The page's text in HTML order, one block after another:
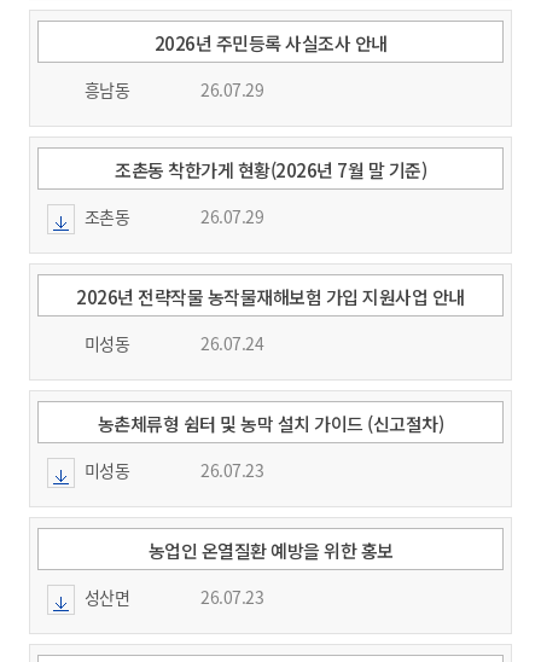
2026년 주민등록 사실조사 안내
흥남동 26.07.29
조촌동 착한가게 현황(2026년 7월 말 기준)
조촌동 26.07.29
2026년 전략작물 농작물재해보험 가입 지원사업 안내
미성동 26.07.24
농촌체류형 쉼터 및 농막 설치 가이드 (신고절차)
미성동 26.07.23
농업인 온열질환 예방을 위한 홍보
성산면 26.07.23